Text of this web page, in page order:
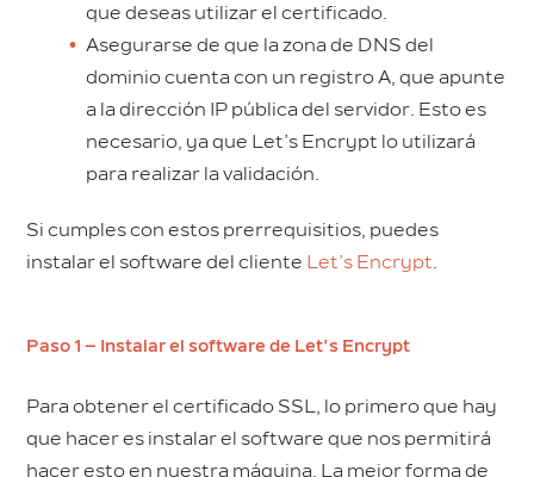
que deseas utilizar el certificado.
Asegurarse de que la zona de DNS del
dominio cuenta con un registro A, que apunte
a la dirección IP pública del servidor. Esto es
necesario, ya que Let’s Encrypt lo utilizará
para realizar la validación.
Si cumples con estos prerrequisitios, puedes
instalar el software del cliente Let’s Encrypt.
Paso 1 – Instalar el software de Let’s Encrypt
Para obtener el certificado SSL, lo primero que hay
que hacer es instalar el software que nos permitirá
hacer esto en nuestra máquina. La mejor forma de